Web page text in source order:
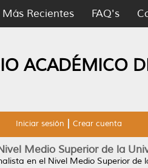
Más Recientes FAQ's
ACADÉMICO
Iniciar sesión Crear cuenta
Medio Superior de la
en el Nivel Medio Superior